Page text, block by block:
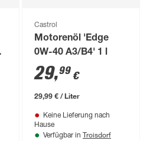
Castrol
Motorenöl 'Edge
0W-40 A3/B4' 1 l
29,99 €
29,99 € / Liter
Keine Lieferung nach
Hause
Verfügbar in Troisdorf